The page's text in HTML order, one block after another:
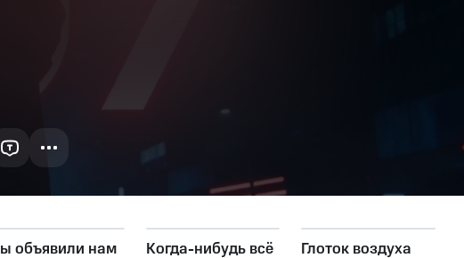
объявили нам
Когда-нибудь всё
Глоток воздуха